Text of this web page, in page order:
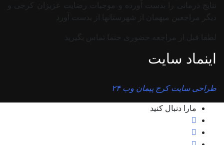
نتایج درمانی را بدست آورده و موجبات رضایت عزیزان کرجی و
دیگر مراجعین میهمان از شهرستانها از بدست آورد
لطفا قبل ار مراجعه حضوری حتما تماس بگیرید
اینماد سایت
طراحی سایت کرج پیمان وب ۲۴
مارا دنبال کنید